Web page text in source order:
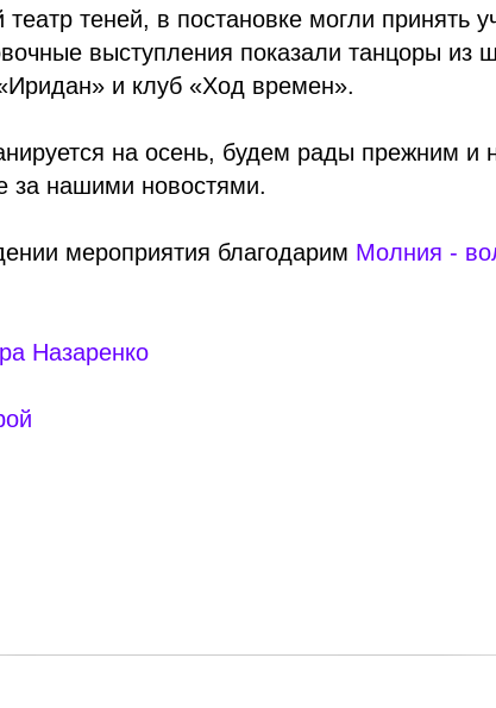
теней, в постановке могли принять
выступления показали танцоры из
и клуб «Ход времен».
на осень, будем рады прежним и
за нашими новостями.
мероприятия благодарим Молния -
Назаренко